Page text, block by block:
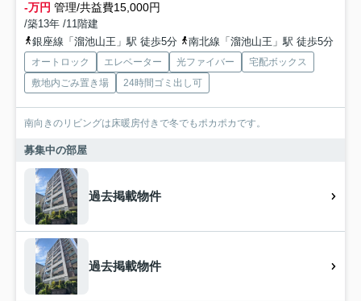
-万円 管理/共益費15,000円
/築13年 /11階建
銀座線「溜池山王」駅 徒歩5分
南北線「溜池山王」駅 徒歩5分
オートロック エレベーター 光ファイバー
宅配ボックス
敷地内ごみ置き場
24時間ゴミ出し可
南向きのリビングは床暖房付きで冬でもポカポカです。
募集中の部屋
過去掲載物件
過去掲載物件